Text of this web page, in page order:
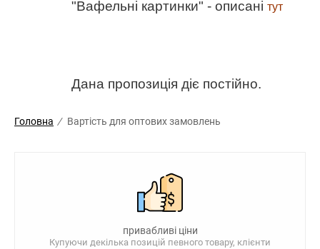
"Вафельні картинки" - описані тут
Дана пропозиція діє постійно.
Головна / Вартість для оптових замовлень
привабливі ціни
Купуючи декілька позицій певного товару, клієнти